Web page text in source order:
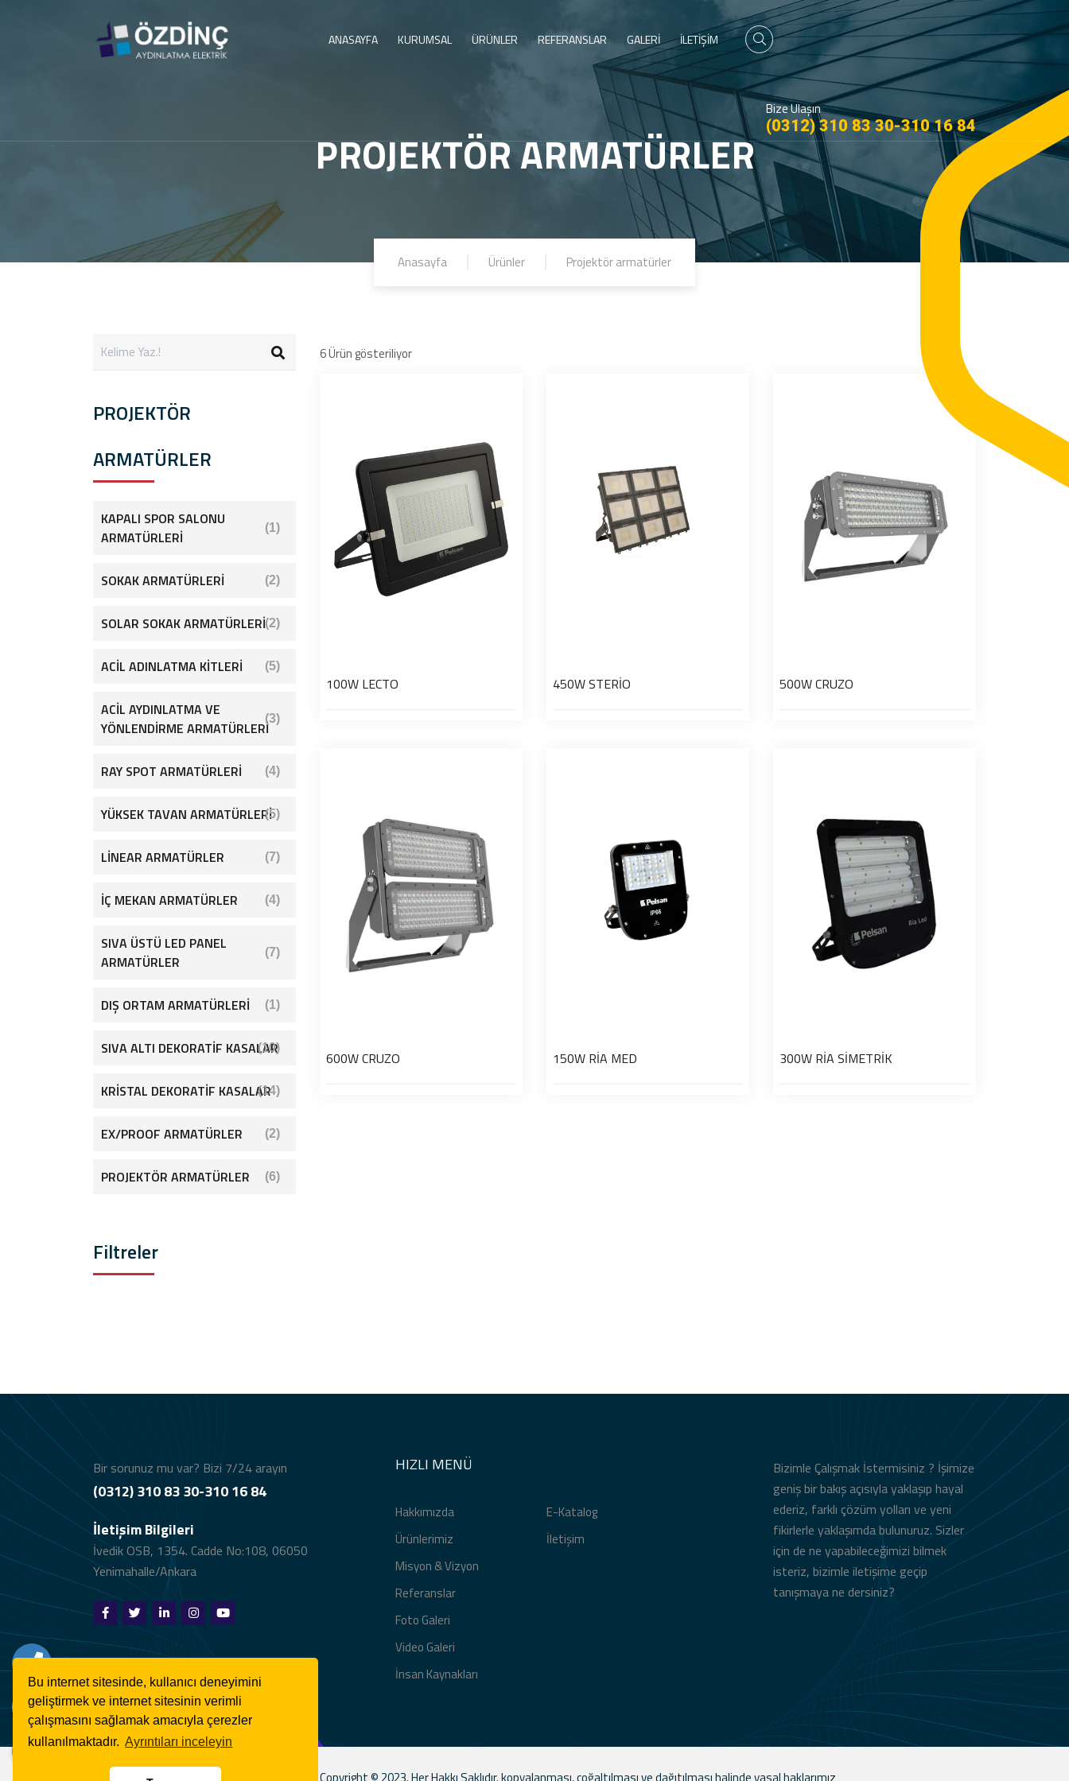
Bu internet sitesinde, kullanıcı deneyimini
geliştirmek ve internet sitesinin verimli
çalışmasını sağlamak amacıyla çerezler
kullanılmaktadır. Ayrıntıları inceleyin
ANASAYFA KURUMSAL ÜRÜNLER REFERANSLAR GALERİ İLETİŞİM
Bize Ulaşın
(0312) 310 83 30-310 16 84
PROJEKTÖR ARMATÜRLER
Anasayfa Ürünler Projektör armatürler
PROJEKTÖR
ARMATÜRLER
KAPALI SPOR SALONU
ARMATÜRLERİ
(1)
SOKAK ARMATÜRLERİ (2)
SOLAR SOKAK ARMATÜRLERİ(2)
ACİL ADINLATMA KİTLERİ (5)
ACİL AYDINLATMA VE
YÖNLENDİRME ARMATÜRLERİ
(3)
RAY SPOT ARMATÜRLERİ (4)
YÜKSEK TAVAN ARMATÜRLERİ(5)
LİNEAR ARMATÜRLER (7)
İÇ MEKAN ARMATÜRLER (4)
SIVA ÜSTÜ LED PANEL
ARMATÜRLER
(7)
DIŞ ORTAM ARMATÜRLERİ (1)
SIVA ALTI DEKORATİF KASALAR
(10)
KRİSTAL DEKORATİF KASALAR
(14)
EX/PROOF ARMATÜRLER (2)
PROJEKTÖR ARMATÜRLER (6)
Filtreler
6Ürün gösteriliyor
100W LECTO 450W STERİO 500W CRUZO
600W CRUZO 150W RİA MED 300W RİA SİMETRİK
Bir sorunuz mu var? Bizi 7/24 arayın
(0312) 310 83 30-310 16 84
İletişim Bilgileri
İvedik OSB, 1354. Cadde No:108, 06050
Yenimahalle/Ankara
HIZLI MENÜ
Hakkımızda
Ürünlerimiz
Misyon & Vizyon
Referanslar
Foto Galeri
Video Galeri
İnsan Kaynakları
E-Katalog
İletişim
Bizimle Çalışmak İstermisiniz ? İşimize
geniş bir bakış açısıyla yaklaşıp hayal
ederiz, farklı çözüm yolları ve yeni
fikirlerle yaklaşımda bulunuruz. Sizler
için de ne yapabileceğimizi bilmek
isteriz, bizimle iletişime geçip
tanışmaya ne dersiniz?